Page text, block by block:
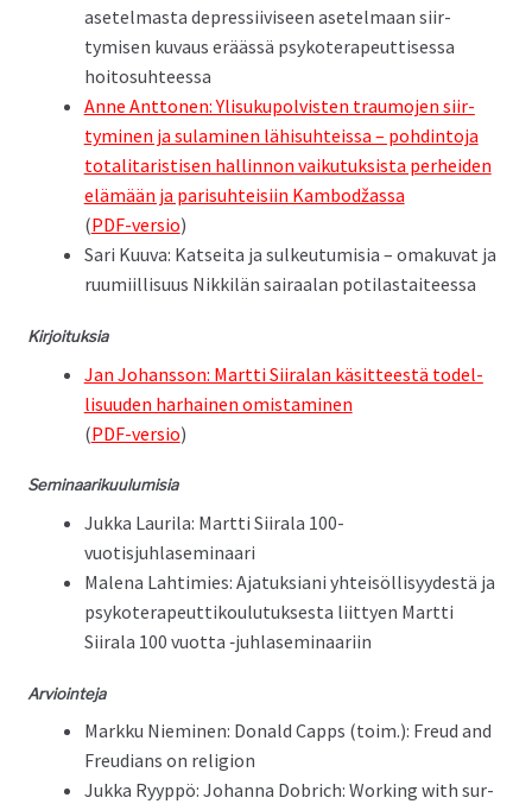
asetel­mas­ta depres­si­iviseen asetel­maan siir­
tymisen kuvaus eräässä psykoter­apeut­tises­sa
hoitosuhteessa
Anne Ant­to­nen: Ylisukupolvis­ten trau­mo­jen siir­
tymi­nen ja sulami­nen lähisuhteis­sa – pohd­in­to­ja
total­i­taris­tisen hallinnon vaiku­tuk­sista per­hei­den
elämään ja parisuhteisi­in Kam­bodžas­sa
(PDF-ver­sio)
Sari Kuu­va: Kat­sei­ta ja sulkeu­tu­misia – omaku­vat ja
ruumi­il­lisu­us Nikkilän sairaalan potilastaiteessa
Kir­joituk­sia
Jan Johans­son: Mart­ti Siiralan käsit­teestä todel­
lisu­u­den harhainen omis­t­a­mi­nen
(PDF-ver­sio)
Sem­i­naariku­u­lu­misia
Juk­ka Lau­ri­la: Mart­ti Siirala 100-
vuotisjuhlaseminaari
Male­na Lah­timies: Ajatuk­siani yhteisöl­lisyy­destä ja
psykoter­apeut­tik­oulu­tuk­ses­ta liit­tyen Mart­ti
Siirala 100 vuot­ta ‑juh­lasem­i­naari­in
Arvioin­te­ja
Markku Niem­i­nen: Don­ald Capps (toim.): Freud and
Freudi­ans on religion
Juk­ka Ryyp­pö: Johan­na Dobrich: Work­ing with sur­